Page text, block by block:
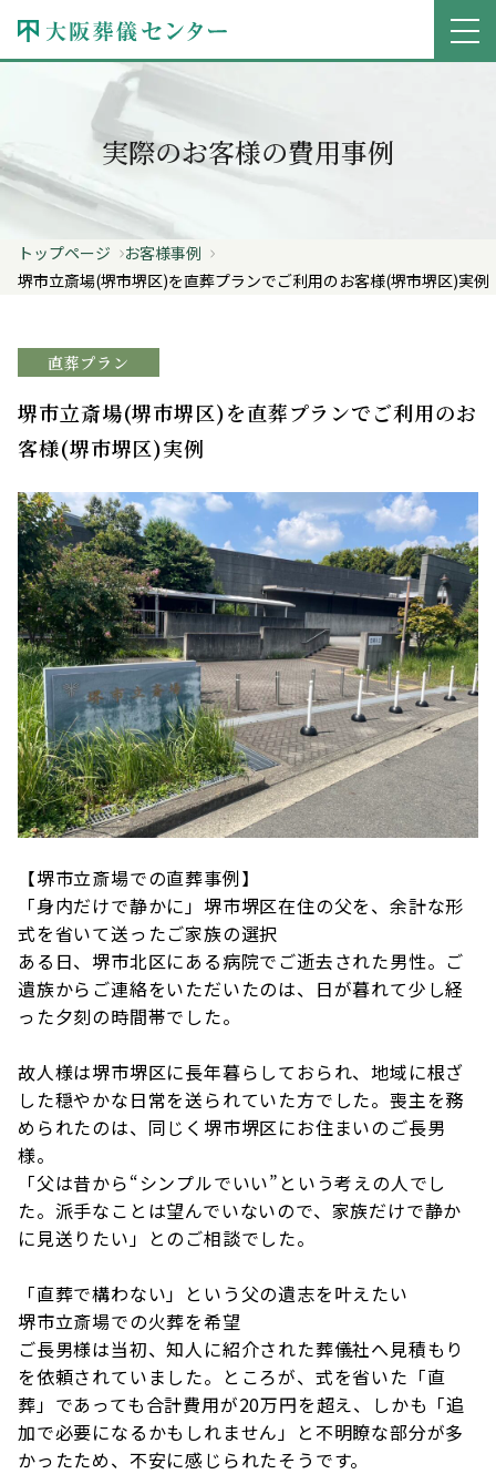
実際のお客様の費用事例
トップページ
お客様事例
堺市立斎場(堺市堺区)を直葬プランでご利用のお客様(堺市堺区)実例
直葬プラン
堺市立斎場(堺市堺区)を直葬プランでご利用のお
客様(堺市堺区)実例
【堺市立斎場での直葬事例】
「身内だけで静かに」堺市堺区在住の父を、余計な形
式を省いて送ったご家族の選択
ある日、堺市北区にある病院でご逝去された男性。ご
遺族からご連絡をいただいたのは、日が暮れて少し経
った夕刻の時間帯でした。
故人様は堺市堺区に長年暮らしておられ、地域に根ざ
した穏やかな日常を送られていた方でした。喪主を務
められたのは、同じく堺市堺区にお住まいのご長男
様。
「父は昔から“シンプルでいい”という考えの人でし
た。派手なことは望んでいないので、家族だけで静か
に見送りたい」とのご相談でした。
「直葬で構わない」という父の遺志を叶えたい
堺市立斎場での火葬を希望
ご長男様は当初、知人に紹介された葬儀社へ見積もり
を依頼されていました。ところが、式を省いた「直
葬」であっても合計費用が20万円を超え、しかも「追
加で必要になるかもしれません」と不明瞭な部分が多
かったため、不安に感じられたそうです。